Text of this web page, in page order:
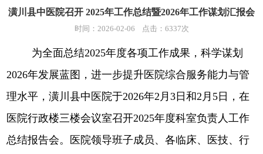
潢川县中医院召开 2025年工作总结暨2026年工作谋划汇报会
时间：2026-02-06 点击：6337次
为全面总结2025年度各项工作成果，科学谋划
2026年发展蓝图，进一步提升医院综合服务能力与管
理水平，潢川县中医院于2026年2月3日和2月5日，在
医院行政楼三楼会议室召开2025年度科室负责人工作
总结报告会。医院领导班子成员、各临床、医技、行